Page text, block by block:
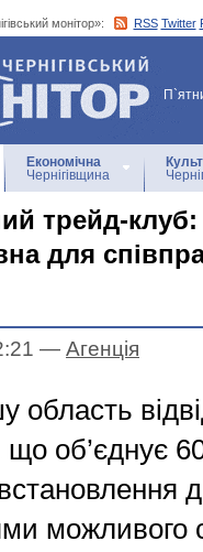
монітор»: RSS Twitter
монітор»
Економічна
Чернігівщина
трейд-клуб:
для
— Агенцiя
область
що об’єднує
можливого